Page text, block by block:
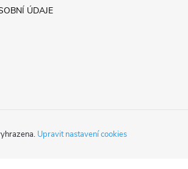
ÚDAJE
Upravit nastavení cookies